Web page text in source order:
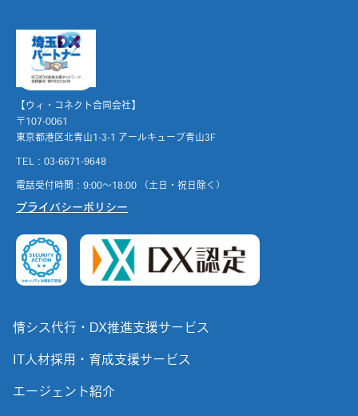
【ウィ・コネクト合同会社】
〒107-0061
東京都港区北青山1-3-1 アールキューブ青山3F
TEL：03-6671-9648
電話受付時間：9:00～18:00 （土日・祝日除く）
プライバシーポリシー
情シス代行・DX推進支援サービス
IT人材採用・育成支援サービス
エージェント紹介